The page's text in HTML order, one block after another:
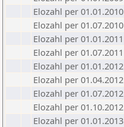
Elozahl per 01.01.2010
Elozahl per 01.07.2010
Elozahl per 01.01.2011
Elozahl per 01.07.2011
Elozahl per 01.01.2012
Elozahl per 01.04.2012
Elozahl per 01.07.2012
Elozahl per 01.10.2012
Elozahl per 01.01.2013